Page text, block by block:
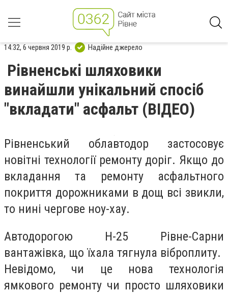
14:32, 6 червня 2019 р. Надійне джерело
Рівненські шляховики
винайшли унікальний спосіб
"вкладати" асфальт (ВІДЕО)
Рівненський облавтодор застосовує
новітні технології ремонту доріг. Якщо до
вкладання та ремонту асфальтного
покриття дорожниками в дощ всі звикли,
то нині чергове ноу-хау.
Автодорогою Н-25 Рівне-Сарни
вантажівка, що їхала тягнула віброплиту.
Невідомо, чи це нова технологія
ямкового ремонту чи просто шляховики